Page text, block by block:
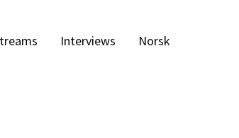
Interviews Norsk